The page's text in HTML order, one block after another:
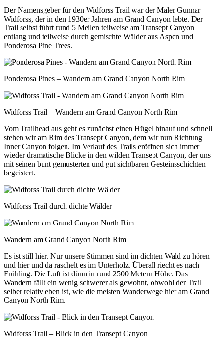
Der Namensgeber für den Widforss Trail war der Maler Gunnar
Widforss, der in den 1930er Jahren am Grand Canyon lebte. Der
Trail selbst führt rund 5 Meilen teilweise am Transept Canyon
entlang und teilweise durch gemischte Wälder aus Aspen und
Ponderosa Pine Trees.
Ponderosa Pines – Wandern am Grand Canyon North Rim
Widforss Trail – Wandern am Grand Canyon North Rim
Vom Trailhead aus geht es zunächst einen Hügel hinauf und schnell
stehen wir am Rim des Transept Canyon, dem wir nun Richtung
Inner Canyon folgen. Im Verlauf des Trails eröffnen sich immer
wieder dramatische Blicke in den wilden Transept Canyon, der uns
mit seinen bunt gemusterten und gut sichtbaren Gesteinsschichten
begeistert.
Widforss Trail durch dichte Wälder
Wandern am Grand Canyon North Rim
Es ist still hier. Nur unsere Stimmen sind im dichten Wald zu hören
und hier und da raschelt es im Unterholz. Überall riecht es nach
Frühling. Die Luft ist dünn in rund 2500 Metern Höhe. Das
Wandern fällt ein wenig schwerer als gewohnt, obwohl der Trail
selber relativ eben ist, wie die meisten Wanderwege hier am Grand
Canyon North Rim.
Widforss Trail – Blick in den Transept Canyon